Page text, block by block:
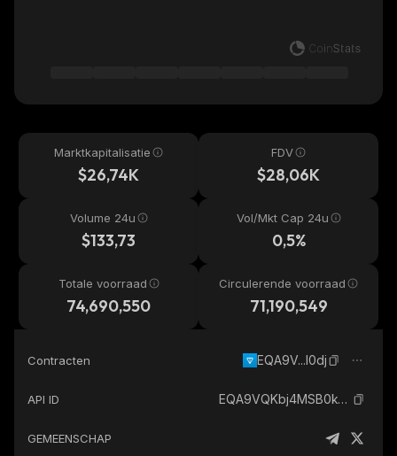
Marktkapitalisatie
$26,74K
FDV
$28,06K
Volume 24u
$133,73
Vol/Mkt Cap 24u
0,5%
Totale voorraad
74,690,550
Circulerende voorraad
71,190,549
Contracten EQA9V...l0dj
API ID EQA9VQKbj4MSB0k-7sK1UrYyIgn9UnUpGXpUckBe9-osl0dj_the-open-network
GEMEENSCHAP